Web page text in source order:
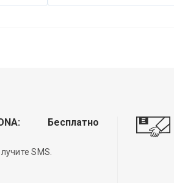
Бесплатно
SMS.